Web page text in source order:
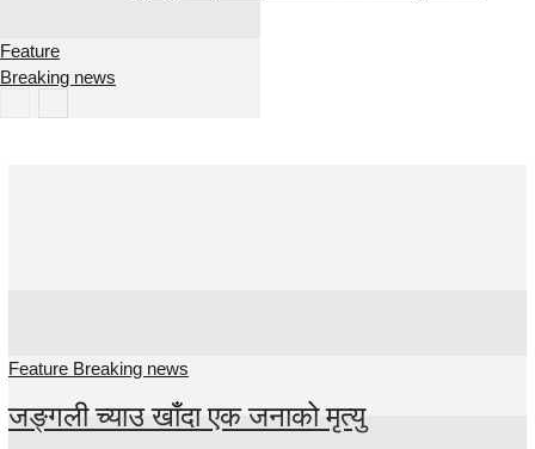
Feature
Breaking news
Feature Breaking news
जङ्गली च्याउ खाँदा एक जनाको मृत्यु